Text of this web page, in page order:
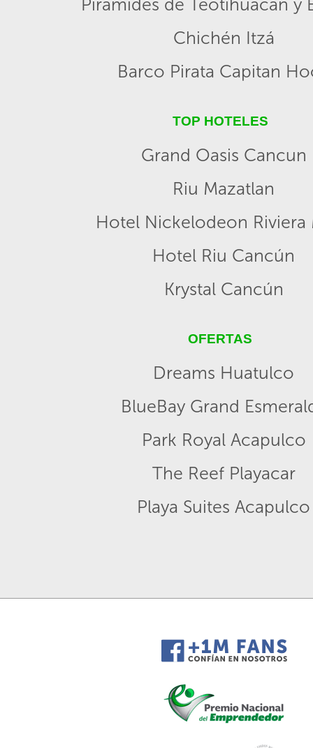
Pirámides de Teotihuacán y
Chichén Itzá
Barco Pirata Capitan
TOP HOTELES
Grand Oasis Cancun
Riu Mazatlan
Hotel Nickelodeon Riviera
Hotel Riu Cancún
Krystal Cancún
OFERTAS
Dreams Huatulco
BlueBay Grand
Park Royal Acapulco
The Reef Playacar
Playa Suites Acapulco